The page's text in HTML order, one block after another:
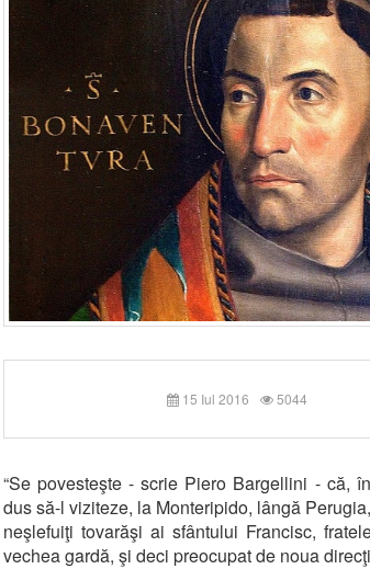
15 Iul 2016 5044
“Se povesteşte - scrie Piero Bargellini - că,
dus să-l viziteze, la Monteripido, lângă
neşlefuiţi tovarăşi ai sfântului Francisc,
vechea gardă, şi deci preocupat de noua